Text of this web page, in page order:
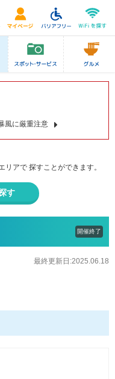
風に厳重注意
リアで 探すことができます。
す
開催終了
最終更新日:2025.06.18